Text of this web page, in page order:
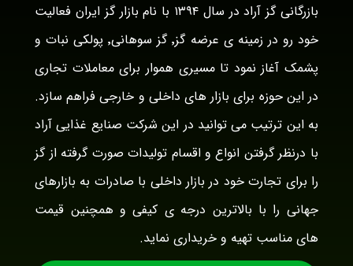
بازرگانی گز آراد در سال ۱۳۹۴ با نام بازار گز ایران فعالیت
خود رو در زمینه ی عرضه گز٬ گز سوهانی٬ پولکی نبات و
پشمک آغاز نمود تا مسیری هموار برای معاملات تجاری
در این حوزه برای بازار های داخلی و خارجی فراهم سازد.
به این ترتیب می توانید در این شرکت صنایع غذایی آراد
با درنظر گرفتن انواع و اقسام تولیدات صورت گرفته از گز
را برای تجارت خود در بازار داخلی با صادرات به بازارهای
جهانی را با بالاترین درجه ی کیفی و همچنین قیمت
های مناسب تهیه و خریداری نماید.